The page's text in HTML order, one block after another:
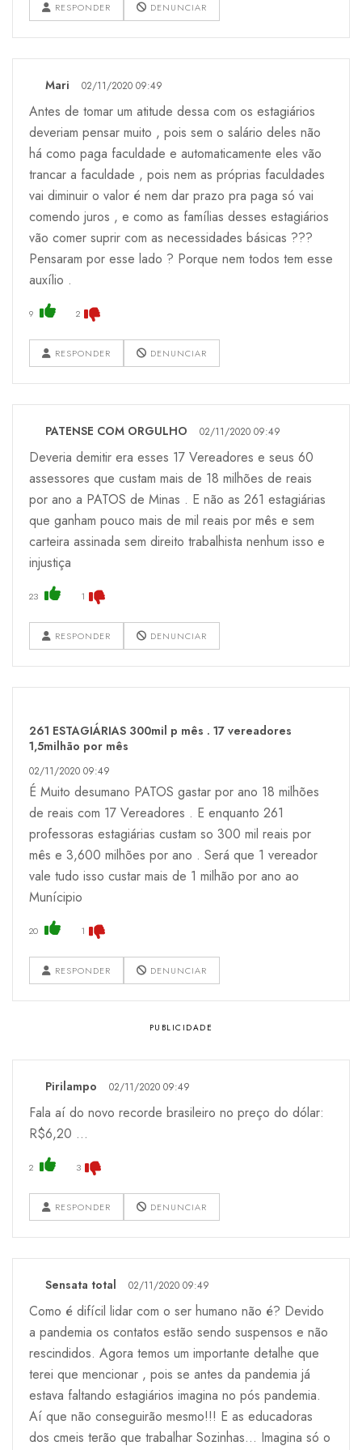
RESPONDER DENUNCIAR
Mari 02/11/2020 09:49
Antes de tomar um atitude dessa com os estagiários
deveriam pensar muito , pois sem o salário deles não
há como paga faculdade e automaticamente eles vão
trancar a faculdade , pois nem as próprias faculdades
vai diminuir o valor é nem dar prazo pra paga só vai
comendo juros , e como as famílias desses estagiários
vão comer suprir com as necessidades básicas ???
Pensaram por esse lado ? Porque nem todos tem esse
auxílio .
9 2
RESPONDER DENUNCIAR
PATENSE COM ORGULHO 02/11/2020 09:49
Deveria demitir era esses 17 Vereadores e seus 60
assessores que custam mais de 18 milhões de reais
por ano a PATOS de Minas . E não as 261 estagiárias
que ganham pouco mais de mil reais por mês e sem
carteira assinada sem direito trabalhista nenhum isso e
injustiça
23 1
RESPONDER DENUNCIAR
261 ESTAGIÁRIAS 300mil p mês . 17 vereadores
1,5milhão por mês
02/11/2020 09:49
É Muito desumano PATOS gastar por ano 18 milhões
de reais com 17 Vereadores . E enquanto 261
professoras estagiárias custam so 300 mil reais por
mês e 3,600 milhões por ano . Será que 1 vereador
vale tudo isso custar mais de 1 milhão por ano ao
Munícipio
20 1
RESPONDER DENUNCIAR
Pirilampo 02/11/2020 09:49
Fala aí do novo recorde brasileiro no preço do dólar:
R$6,20 ...
2 3
RESPONDER DENUNCIAR
Sensata total 02/11/2020 09:49
Como é difícil lidar com o ser humano não é? Devido
a pandemia os contatos estão sendo suspensos e não
rescindidos. Agora temos um importante detalhe que
terei que mencionar , pois se antes da pandemia já
estava faltando estagiários imagina no pós pandemia.
Aí que não conseguirão mesmo!!! E as educadoras
dos cmeis terão que trabalhar Sozinhas... Imagina só o